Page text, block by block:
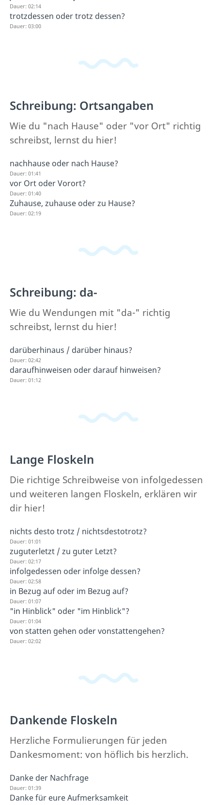
Dauer: 02:14
trotzdessen oder trotz dessen?
Dauer: 03:00
Schreibung: Ortsangaben
Wie du "nach Hause" oder "vor Ort" richtig
schreibst, lernst du hier!
nachhause oder nach Hause?
Dauer: 01:41
vor Ort oder Vorort?
Dauer: 01:40
Zuhause, zuhause oder zu Hause?
Dauer: 02:19
Schreibung: da-
Wie du Wendungen mit "da-" richtig
schreibst, lernst du hier!
darüberhinaus / darüber hinaus?
Dauer: 02:42
daraufhinweisen oder darauf hinweisen?
Dauer: 01:12
Lange Floskeln
Die richtige Schreibweise von infolgedessen
und weiteren langen Floskeln, erklären wir
dir hier!
nichts desto trotz / nichtsdestotrotz?
Dauer: 01:01
zuguterletzt / zu guter Letzt?
Dauer: 02:17
infolgedessen oder infolge dessen?
Dauer: 02:58
in Bezug auf oder im Bezug auf?
Dauer: 01:07
"in Hinblick" oder "im Hinblick"?
Dauer: 01:04
von statten gehen oder vonstattengehen?
Dauer: 02:02
Dankende Floskeln
Herzliche Formulierungen für jeden
Dankesmoment: von höflich bis herzlich.
Danke der Nachfrage
Dauer: 01:39
Danke für eure Aufmerksamkeit